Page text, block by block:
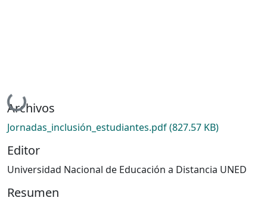
Cargando...
Archivos
Jornadas_inclusión_estudiantes.pdf(827.57 KB)
Editor
Universidad Nacional de Educación a Distancia UNED
Resumen